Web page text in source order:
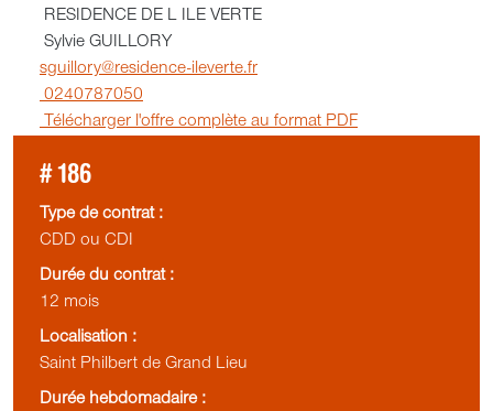
RESIDENCE DE L ILE VERTE
Sylvie GUILLORY
sguillory@residence-ileverte.fr
0240787050
Télécharger l'offre complète au format PDF
# 186
Type de contrat :
CDD ou CDI
Durée du contrat :
12 mois
Localisation :
Saint Philbert de Grand Lieu
Durée hebdomadaire :